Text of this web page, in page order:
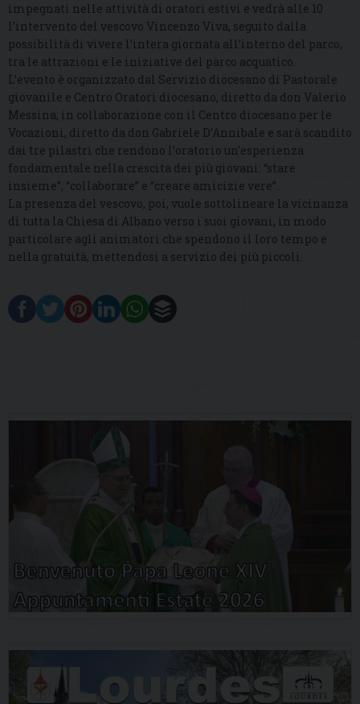
impegnati nelle attività di oratori estivi e vedrà alle 10
l’intervento del vescovo Vincenzo Viva, seguito dalla
possibilità di vivere l’intera giornata all’interno del parco,
tra le attrazioni e le iniziative del parco acquatico.
L’evento è organizzato dal Servizio diocesano di Pastorale
giovanile e Centro Oratori diocesano, diretto da don Valerio
Messina, in collaborazione con il Centro diocesano per le
Vocazioni, diretto da don Gabriele D’Annibale e sarà scandito
dai tre pilastri che rendono l’oratorio un’esperienza
fondamentale nella crescita dei più giovani: “stare
insieme”, “collaborare” e “creare amicizie vere”.
La presenza del vescovo, poi, vuole sottolineare la vicinanza
di tutta la Chiesa di Albano verso i suoi giovani, in modo
particolare agli animatori che spendono il loro tempo e
nella gratuità, mettendosi a servizio dei più piccoli.